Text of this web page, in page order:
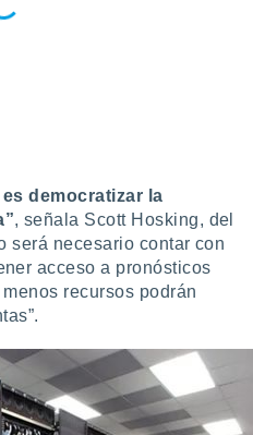
es democratizar la
, señala Scott Hosking, del
será necesario contar con
acceso a pronósticos
recursos podrán